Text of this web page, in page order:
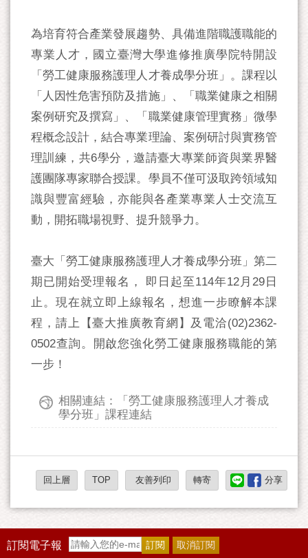
為培育符合產業發展趨勢、具備進階職護職能的
專業人才，國立臺灣大學進修推廣學院特開設
「勞工健康服務護理人才養成學分班」。課程以
「人因性危害預防及措施」、「職業健康之相關
案例研究及撰寫」、「職業健康管理實務」微學
程概念設計，結合專業理論、案例研討與實務管
理訓練，共6學分，邀請臺大專業師資與業界醫
護團隊專家聯合授課。學員不僅可汲取跨領域知
識與豐富經驗，亦能與各產業專業人士交流互
動，開拓職場視野、提升競爭力。
臺大「勞工健康服務護理人才養成學分班」第二
期已開始受理報名， 即日起至114年12月29日
止。現在就立即上線報名，想進一步瞭解本課
程，請上【臺大推廣教育網】及電洽(02)2362-
0502查詢。開啟您強化勞工健康服務職能的第
一步！
相關連結：「勞工健康服務護理人才養成
學分班」課程連結
回上層 TOP 友善列印 轉寄 分享
訂閱電子報